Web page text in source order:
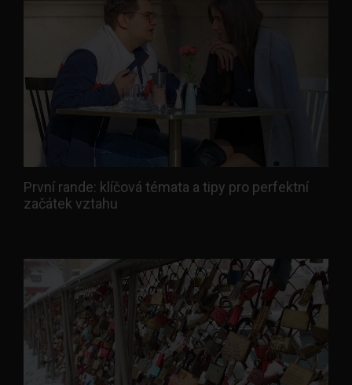
První rande: klíčová témata a tipy pro perfektní
začátek vztahu